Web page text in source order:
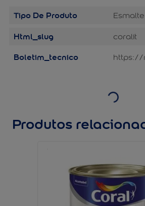
Tipo De Produto Esmalte
Html_slug coralit
Boletim_tecnico https://
Produtos